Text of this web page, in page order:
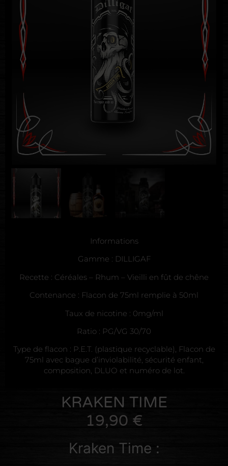
Informations
Gamme : DILLIGAF
Recette : Céréales – Rhum – Vieilli en fût de chêne
Contenance : Flacon de 75ml remplie à 50ml
Taux de nicotine : 0mg/ml
Ratio : PG/VG 30/70
Type de flacon : P.E.T. (plastique recyclable), Flacon de
75ml avec bague d’inviolabilité, sécurité enfant,
composition, DLUO et numéro de lot.
KRAKEN TIME
19,90 €
Kraken Time :